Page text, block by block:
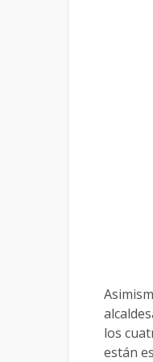
los
están